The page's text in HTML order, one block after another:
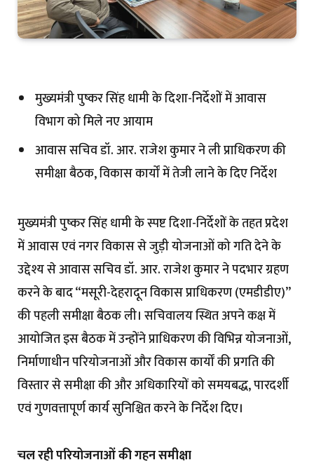
मुख्यमंत्री पुष्कर सिंह धामी के दिशा-निर्देशों में आवास
विभाग को मिले नए आयाम
आवास सचिव डॉ. आर. राजेश कुमार ने ली प्राधिकरण की
समीक्षा बैठक, विकास कार्यों में तेजी लाने के दिए निर्देश
मुख्यमंत्री पुष्कर सिंह धामी के स्पष्ट दिशा-निर्देशों के तहत प्रदेश
में आवास एवं नगर विकास से जुड़ी योजनाओं को गति देने के
उद्देश्य से आवास सचिव डॉ. आर. राजेश कुमार ने पदभार ग्रहण
करने के बाद “मसूरी-देहरादून विकास प्राधिकरण (एमडीडीए)”
की पहली समीक्षा बैठक ली। सचिवालय स्थित अपने कक्ष में
आयोजित इस बैठक में उन्होंने प्राधिकरण की विभिन्न योजनाओं,
निर्माणाधीन परियोजनाओं और विकास कार्यों की प्रगति की
विस्तार से समीक्षा की और अधिकारियों को समयबद्ध, पारदर्शी
एवं गुणवत्तापूर्ण कार्य सुनिश्चित करने के निर्देश दिए।
चल रही परियोजनाओं की गहन समीक्षा